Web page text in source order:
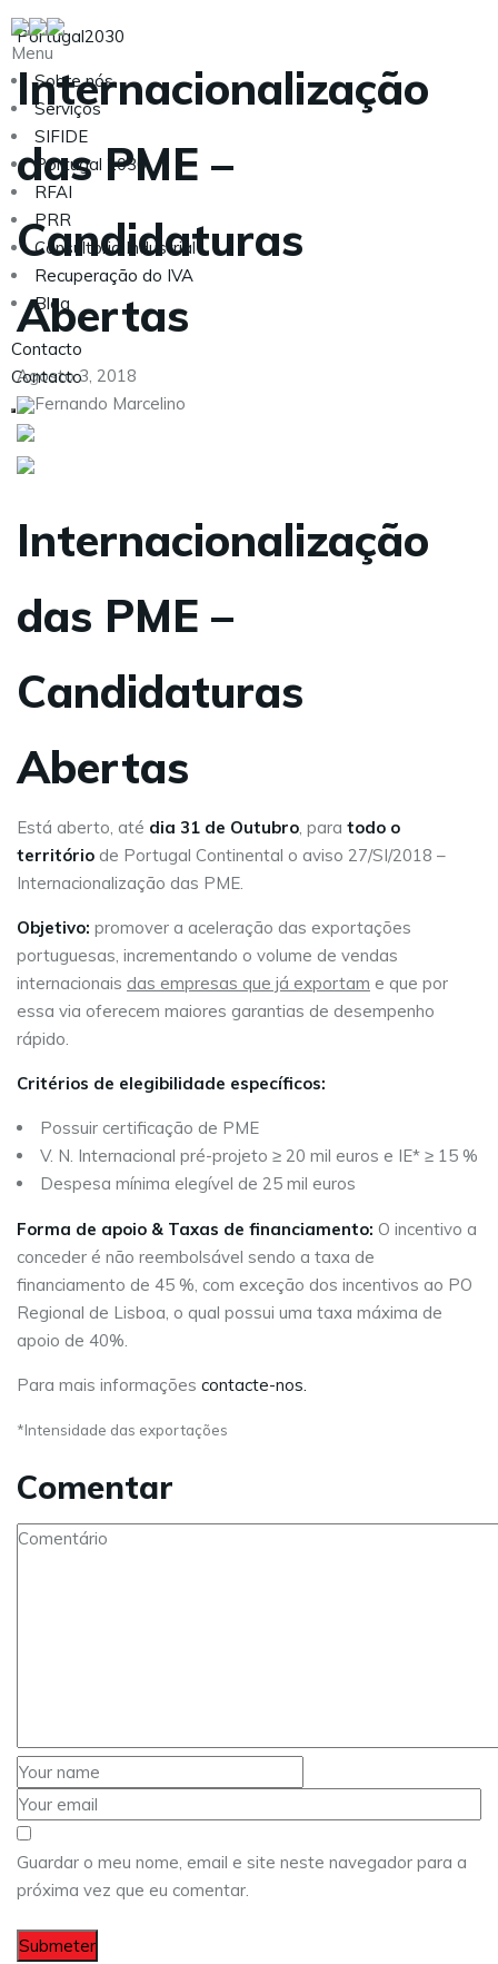
Menu
Sobre nós
Serviços
SIFIDE
Portugal 2030
RFAI
PRR
Consultoria Industrial
Recuperação do IVA
Blog
Contacto
Contacto
Portugal2030
Internacionalização
das PME –
Candidaturas
Abertas
Agosto 3, 2018
Fernando Marcelino
Internacionalização
das PME –
Candidaturas
Abertas
Está aberto, até dia 31 de Outubro, para todo o
território de Portugal Continental o aviso 27/SI/2018 –
Internacionalização das PME.
Objetivo: promover a aceleração das exportações
portuguesas, incrementando o volume de vendas
internacionais das empresas que já exportam e que por
essa via oferecem maiores garantias de desempenho
rápido.
Critérios de elegibilidade específicos:
Possuir certificação de PME
V. N. Internacional pré-projeto ≥ 20 mil euros e IE* ≥ 15 %
Despesa mínima elegível de 25 mil euros
Forma de apoio & Taxas de financiamento: O incentivo a
conceder é não reembolsável sendo a taxa de
financiamento de 45 %, com exceção dos incentivos ao PO
Regional de Lisboa, o qual possui uma taxa máxima de
apoio de 40%.
Para mais informações contacte-nos.
*Intensidade das exportações
Comentar
Guardar o meu nome, email e site neste navegador para a
próxima vez que eu comentar.